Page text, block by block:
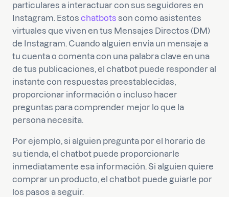
particulares a interactuar con sus seguidores en
Instagram. Estos chatbots son como asistentes
virtuales que viven en tus Mensajes Directos (DM)
de Instagram. Cuando alguien envía un mensaje a
tu cuenta o comenta con una palabra clave en una
de tus publicaciones, el chatbot puede responder al
instante con respuestas preestablecidas,
proporcionar información o incluso hacer
preguntas para comprender mejor lo que la
persona necesita.
Por ejemplo, si alguien pregunta por el horario de
su tienda, el chatbot puede proporcionarle
inmediatamente esa información. Si alguien quiere
comprar un producto, el chatbot puede guiarle por
los pasos a seguir.